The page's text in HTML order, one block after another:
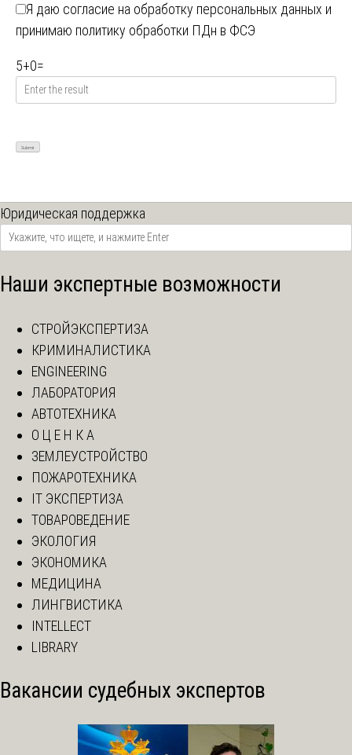
Я даю согласие на обработку персональных данных и
принимаю политику обработки ПДн в ФСЭ
5+0=
Юридическая поддержка
Наши экспертные возможности
СТРОЙЭКСПЕРТИЗА
КРИМИНАЛИСТИКА
ENGINEERING
ЛАБОРАТОРИЯ
АВТОТЕХНИКА
О Ц Е Н К А
ЗЕМЛЕУСТРОЙСТВО
ПОЖАРОТЕХНИКА
IT ЭКСПЕРТИЗА
ТОВАРОВЕДЕНИЕ
ЭКОЛОГИЯ
ЭКОНОМИКА
МЕДИЦИНА
ЛИНГВИСТИКА
INTELLECT
LIBRARY
Вакансии судебных экспертов